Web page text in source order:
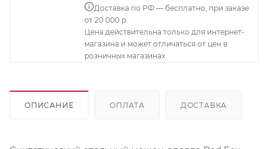
Доставка по РФ — бесплатно, при заказе
от 20 000 р.
Цена действительна только для интернет-
магазина и может отличаться от цен в
розничных магазинах
ОПИСАНИЕ ОПЛАТА ДОСТАВКА